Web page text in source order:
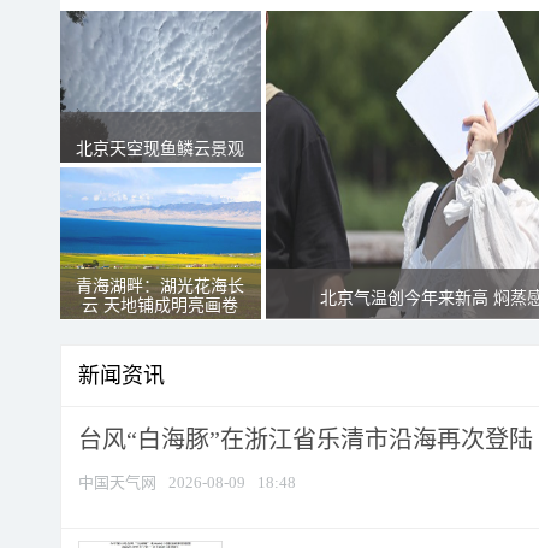
北京天空现鱼鳞云景观
青海湖畔：湖光花海长
云 天地铺成明亮画卷
北京气温创今年来新高 焖蒸
新闻资讯
台风“白海豚”在浙江省乐清市沿海再次登陆
中国天气网 2026-08-09 18:48